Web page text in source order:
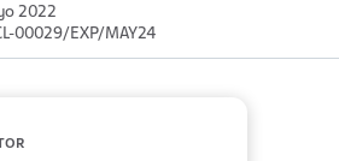
2022
00029/EXP/MAY24